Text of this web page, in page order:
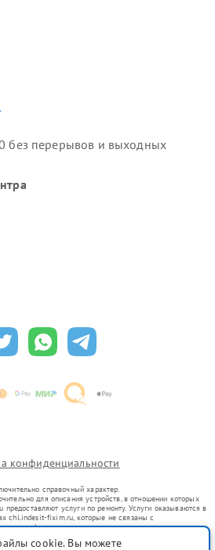
без перерывов и выходных
конфиденциальности
справочный характер.
для описания устройств, в отношении которых
услуги по ремонту. Услуги оказываются в
chl.indesit-fixim.ru, которые не связаны с
или их официальными представителями.
уже введенных в гражданский оборот в соответствии
cookie. Вы можете